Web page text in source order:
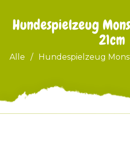
Hundespielzeug
21cm
Alle / Hundespielzeug